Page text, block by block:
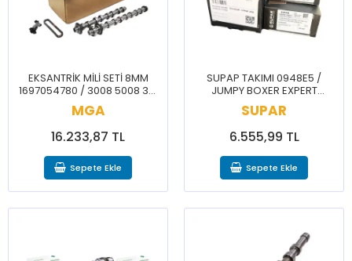
EKSANTRİK MİLİ SETİ 8MM
1697054780 / 3008 5008 301
CELYSEE C4 C5 AİRCROSS
BERLİNGO PARTNER RİFTER
MGA
16.233,87 TL
Sepete Ekle
SUPAP TAKIMI 0948E5 /
JUMPY BOXER EXPERT
TRAVELLER
SUPAR
6.555,99 TL
Sepete Ekle